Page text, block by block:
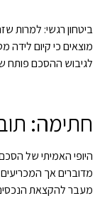
ביטחון רגשי: למרות
מוצאים כי קיום לידה
לגיבוש ההסכם פותח
חתימה:
היופי האמיתי של
מדוברים אך
מעבר להקצאת הנכסים